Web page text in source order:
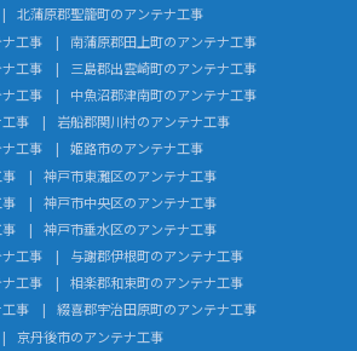
北蒲原郡聖籠町のアンテナ工事
工事
南蒲原郡田上町のアンテナ工事
工事
三島郡出雲崎町のアンテナ工事
工事
中魚沼郡津南町のアンテナ工事
事
岩船郡関川村のアンテナ工事
工事
姫路市のアンテナ工事
神戸市東灘区のアンテナ工事
神戸市中央区のアンテナ工事
神戸市垂水区のアンテナ工事
工事
与謝郡伊根町のアンテナ工事
工事
相楽郡和束町のアンテナ工事
事
綴喜郡宇治田原町のアンテナ工事
京丹後市のアンテナ工事